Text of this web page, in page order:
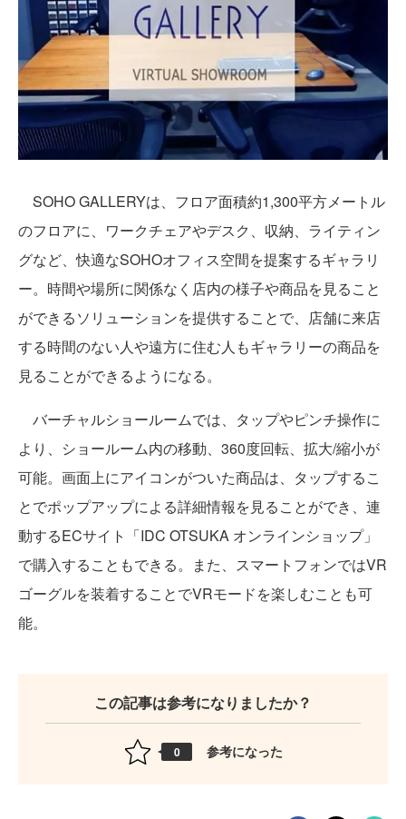
SOHO GALLERYは、フロア面積約1,300平方メートル
のフロアに、ワークチェアやデスク、収納、ライティン
グなど、快適なSOHOオフィス空間を提案するギャラリ
ー。時間や場所に関係なく店内の様子や商品を見ること
ができるソリューションを提供することで、店舗に来店
する時間のない人や遠方に住む人もギャラリーの商品を
見ることができるようになる。
バーチャルショールームでは、タップやピンチ操作に
より、ショールーム内の移動、360度回転、拡大/縮小が
可能。画面上にアイコンがついた商品は、タップするこ
とでポップアップによる詳細情報を見ることができ、連
動するECサイト「IDC OTSUKA オンラインショップ」
で購入することもできる。また、スマートフォンではVR
ゴーグルを装着することでVRモードを楽しむことも可
能。
この記事は参考になりましたか？
0 参考になった